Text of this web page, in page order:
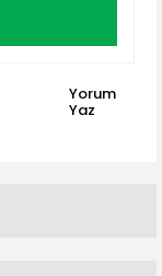
Yorum
Yaz